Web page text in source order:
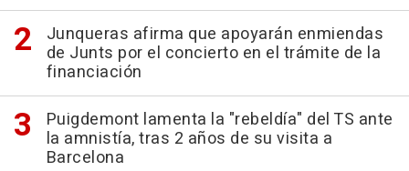
Junqueras afirma que apoyarán enmiendas
de Junts por el concierto en el trámite de la
financiación
Puigdemont lamenta la "rebeldía" del TS ante
la amnistía, tras 2 años de su visita a
Barcelona